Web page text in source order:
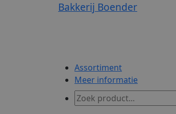
Bakkerij Boender
Assortiment
Meer informatie